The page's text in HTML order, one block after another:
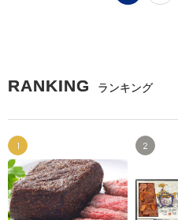
RANKING ランキング
1 2